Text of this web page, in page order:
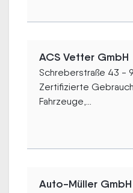
ACS Vetter GmbH
Schreberstraße 43 -
Zertifizierte
Fahrzeuge,...
Auto-Müller